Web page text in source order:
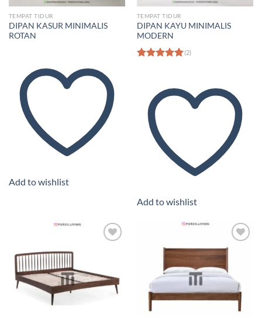
TEMPAT TIDUR
DIPAN KASUR MINIMALIS
ROTAN
Add to wishlist
TEMPAT TIDUR
DIPAN KAYU MINIMALIS
MODERN
(2)
Add to wishlist
Add to
wishlist
Add to
wishlist